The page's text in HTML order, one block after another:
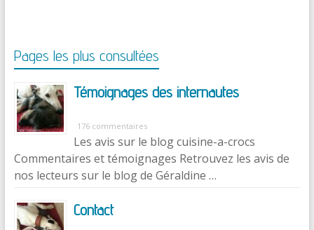
Pages les plus consultées
Témoignages des internautes
176 commentaires
Les avis sur le blog cuisine-a-crocs
Commentaires et témoignages Retrouvez les avis de
nos lecteurs sur le blog de Géraldine …
Contact